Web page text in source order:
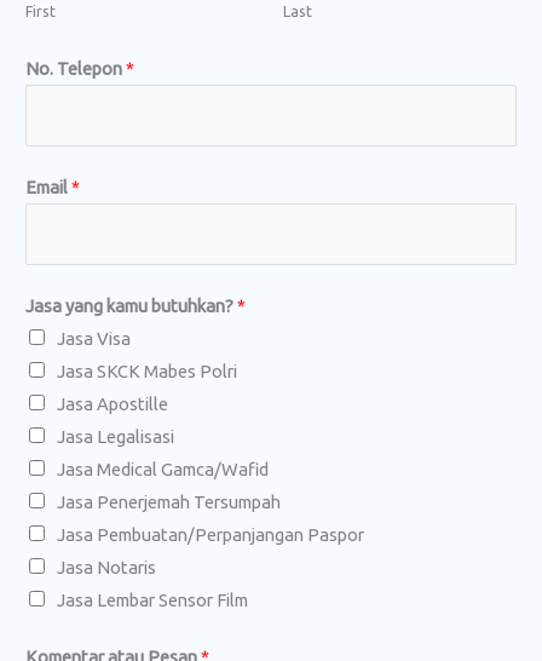
First Last
No. Telepon*
o
n
t
a
r
E
m
a
N
Email*
Jasa yang kamu butuhkan?*
Jasa Visa
Jasa SKCK Mabes Polri
Jasa Apostille
Jasa Legalisasi
Jasa Medical Gamca/Wafid
Jasa Penerjemah Tersumpah
Jasa Pembuatan/Perpanjangan Paspor
Jasa Notaris
Jasa Lembar Sensor Film
Komentar atau Pesan*